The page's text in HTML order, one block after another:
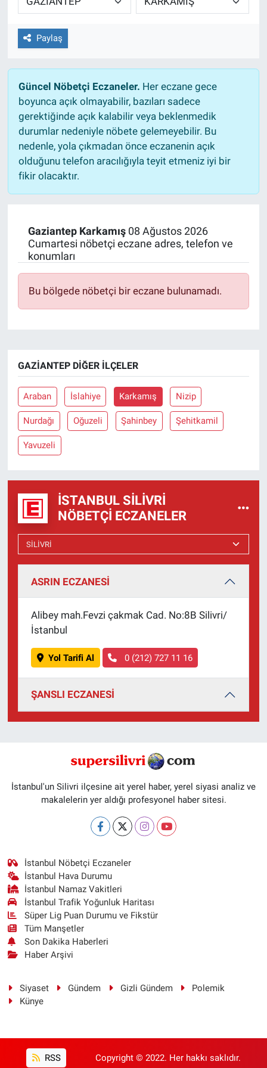
Paylaş
Güncel Nöbetçi Eczaneler. Her eczane gece
boyunca açık olmayabilir, bazıları sadece
gerektiğinde açık kalabilir veya beklenmedik
durumlar nedeniyle nöbete gelemeyebilir. Bu
nedenle, yola çıkmadan önce eczanenin açık
olduğunu telefon aracılığıyla teyit etmeniz iyi bir
fikir olacaktır.
Gaziantep Karkamış08 Ağustos 2026
Cumartesi nöbetçi eczane adres, telefon ve
konumları
Bu bölgede nöbetçi bir eczane bulunamadı.
GAZIANTEP DIĞER İLÇELER
Araban İslahiye Karkamış Nizip
Nurdağı Oğuzeli Şahinbey Şehitkamil
Yavuzeli
İSTANBUL SILIVRI
NÖBETÇI ECZANELER
ASRIN ECZANESİ
Alibey mah.Fevzi çakmak Cad. No:8B Silivri/
İstanbul
Yol Tarifi Al 0 (212) 727 11 16
ŞANSLI ECZANESİ
İstanbul'un Silivri ilçesine ait yerel haber, yerel siyasi analiz ve
makalelerin yer aldığı profesyonel haber sitesi.
İstanbul Nöbetçi Eczaneler
İstanbul Hava Durumu
İstanbul Namaz Vakitleri
İstanbul Trafik Yoğunluk Haritası
Süper Lig Puan Durumu ve Fikstür
Tüm Manşetler
Son Dakika Haberleri
Haber Arşivi
Siyaset Gündem Gizli Gündem
Polemik
Künye
RSS Copyright © 2022. Her hakkı saklıdır.